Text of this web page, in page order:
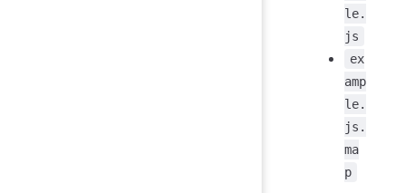
le.
js
ex
amp
le.
js.
ma
p